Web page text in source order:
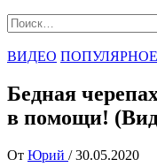
Найти:
ВИДЕО ПОПУЛЯРНОЕ
Бедная
в помощи!
От Юрий / 30.05.2020